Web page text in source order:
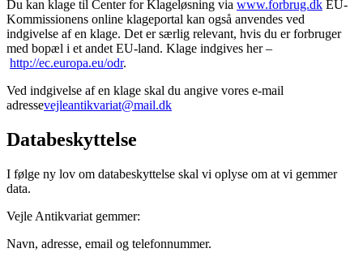
Du kan klage til Center for Klageløsning via www.forbrug.dk EU-
Kommissionens online klageportal kan også anvendes ved
indgivelse af en klage. Det er særlig relevant, hvis du er forbruger
med bopæl i et andet EU-land. Klage indgives her –
http://ec.europa.eu/odr.
Ved indgivelse af en klage skal du angive vores e-mail
adressevejleantikvariat@mail.dk
Databeskyttelse
I følge ny lov om databeskyttelse skal vi oplyse om at vi gemmer
data.
Vejle Antikvariat gemmer:
Navn, adresse, email og telefonnummer.